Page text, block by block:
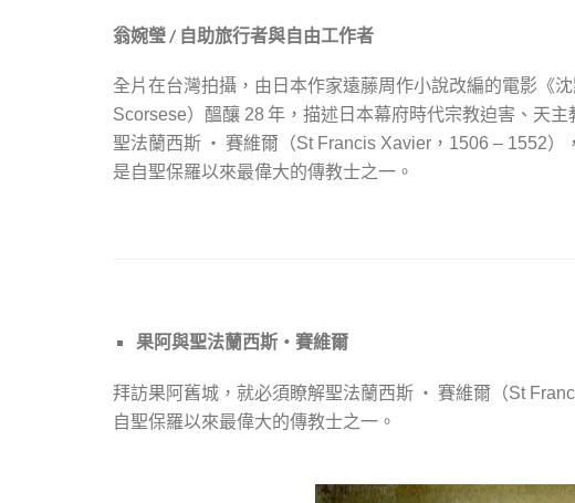
翁婉瑩 / 自助旅行者與自由工作者
全片在台灣拍攝，由日本作家遠藤周作小說改編的電影《
Scorsese）醞釀 28 年，描述日本幕府時代宗教迫害、天
聖法蘭西斯 ‧ 賽維爾（St Francis Xavier，1506 – 1552）
是自聖保羅以來最偉大的傳教士之一。
果阿與聖法蘭西斯‧賽維爾
拜訪果阿舊城，就必須瞭解聖法蘭西斯 ‧ 賽維爾（St
自聖保羅以來最偉大的傳教士之一。